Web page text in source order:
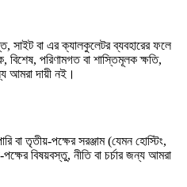
সাইট বা এর ক্যালকুলেটর ব্যবহারের ফলে
পরিণামগত বা শাস্তিমূলক ক্ষতি,
আমরা দায়ী নই।
বা তৃতীয়-পক্ষের সরঞ্জাম (যেমন হোস্টিং,
বিষয়বস্তু, নীতি বা চর্চার জন্য আমরা